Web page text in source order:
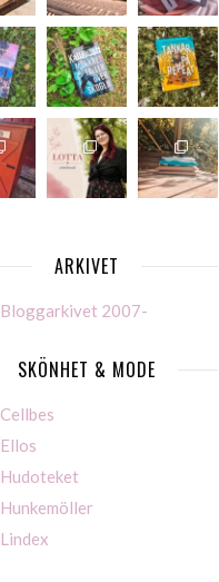
ARKIVET
Bloggarkivet 2007-
SKÖNHET & MODE
Cellbes
Ellos
Hudoteket
Hunkemöller
Lindex